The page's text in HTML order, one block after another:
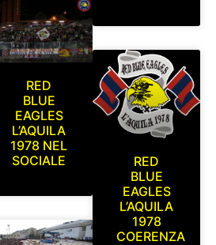
RED
BLUE
EAGLES
L’AQUILA
1978 NEL
SOCIALE
RED
BLUE
EAGLES
L’AQUILA
1978
COERENZA